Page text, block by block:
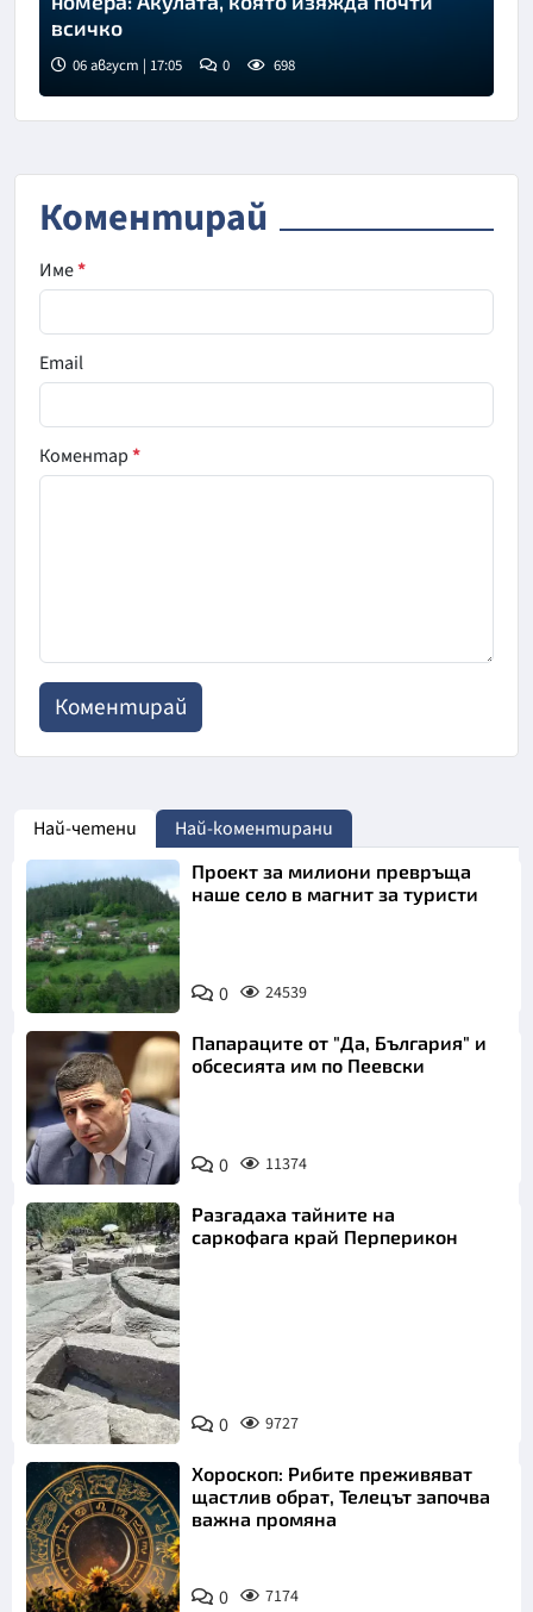
всичко
06 август | 17:05 0 698
Коментирай
Име*
Email
Коментар*
Най-четени Най-коментирани
Проект за милиони превръща
наше село в магнит за туристи
0 24539
Папараците от "Да, България" и
обсесията им по Пеевски
0 11374
Снимка:
Bulgaria ON
AIR
Разгадаха тайните на
саркофага край Перперикон
0 9727
Хороскоп: Рибите преживяват
щастлив обрат, Телецът започва
важна промяна
0 7174